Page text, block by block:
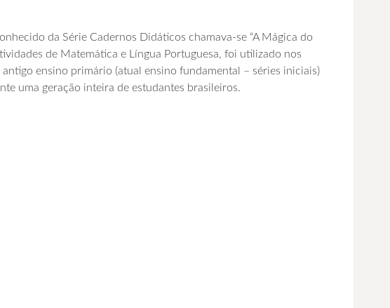
da Série Cadernos Didáticos chamava-se “A Mágica do
de Matemática e Língua Portuguesa, foi utilizado nos
ensino primário (atual ensino fundamental – séries iniciais)
uma geração inteira de estudantes brasileiros.